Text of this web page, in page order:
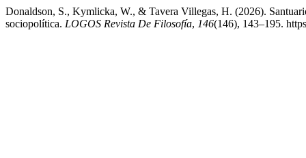
Donaldson, S., Kymlicka, W., & Tavera Villegas, H. (2026).
sociopolítica. LOGOS Revista De Filosofía, 146(146), 143–195.